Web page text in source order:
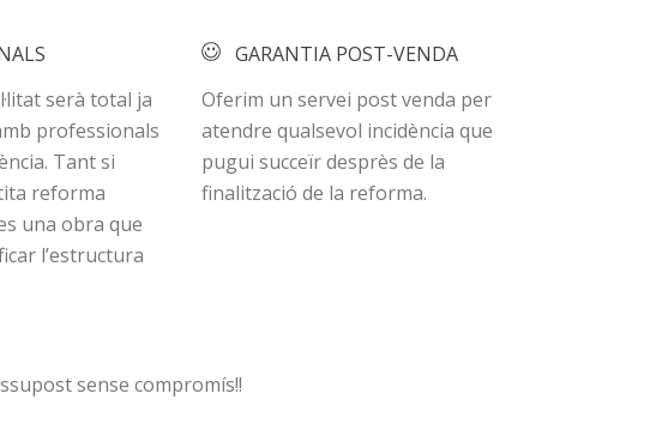
serà total ja
professionals
Tant si
reforma
una obra que
l’estructura
GARANTIA POST-VENDA
Oferim un servei post venda per
atendre qualsevol incidència que
pugui succeïr desprès de la
finalització de la reforma.
sense compromís!!